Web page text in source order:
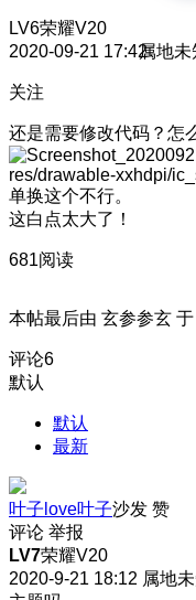
LV6荣耀V20
2020-09-21 17:42属地未
关注
还是需要修改代码？怎
res/drawable-xxhdpi/
单换这个不行。
这白点太大了！
681阅读
本帖最后由 玄参参玄
评论6
默认
默认
最新
叶子love叶子沙发 赞
评论 举报
LV7荣耀V20
2020-9-21 18:12 属地